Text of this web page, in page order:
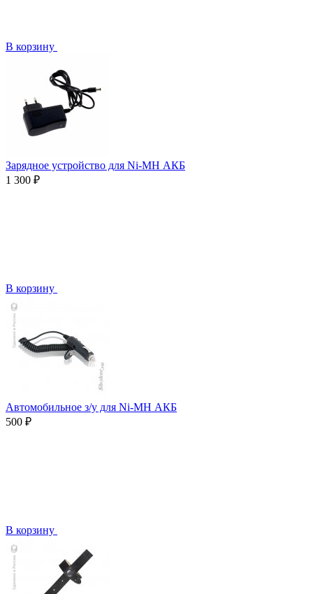
В корзину
Зарядное устройство для Ni-MH АКБ
1 300 ₽
В корзину
Автомобильное з/у для Ni-MH АКБ
500 ₽
В корзину